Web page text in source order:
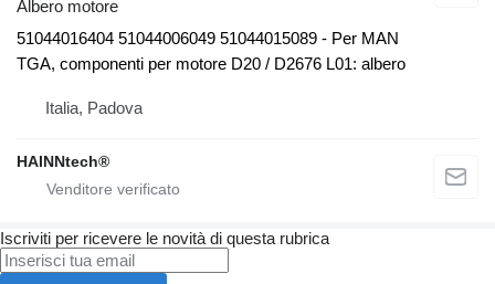
Albero motore
51044016404 51044006049 51044015089 - Per MAN
TGA, componenti per motore D20 / D2676 L01: albero
Italia, Padova
HAINNtech®
Iscriviti per ricevere le novità di questa rubrica